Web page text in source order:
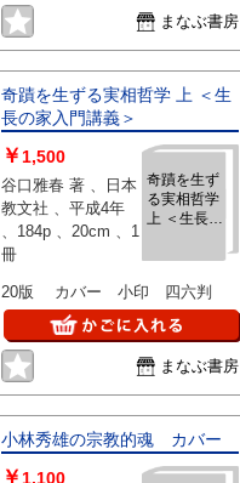
まなぶ書房
奇蹟を生ずる実相哲学 上 ＜生
長の家入門講義＞
奇蹟を生ず
る実相哲学
上 ＜生長の
＞
￥1,500
谷口雅春 著 、日本
教文社 、平成4年
、184p 、20cm 、1
冊
20版 カバー 小印 四六判
まなぶ書房
小林秀雄の宗教的魂 カバー
￥ 1,100